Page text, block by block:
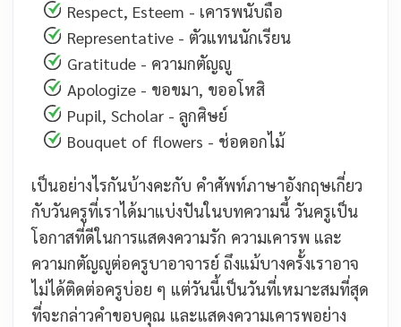
Respect, Esteem - เคารพนับถือ
Representative - ตัวแทนนักเรียน
Gratitude - ความกตัญญู
Apologize - ขอขมา, ขออโหสิ
Pupil, Scholar - ลูกศิษย์
Bouquet of flowers - ช่อดอกไม้
เป็นอย่างไรกันบ้างคะกับ คำศัพท์ภาษาอังกฤษเกี่ยว
กับวันครูที่เราได้มาแบ่งปันในบทความนี้ วันครูเป็น
โอกาสที่ดีในการแสดงความรัก ความเคารพ และ
ความกตัญญูต่อครูบาอาจารย์ ถึงแม้บางครั้งเราอาจ
ไม่ได้ติดต่อครูบ่อย ๆ แต่วันนี้เป็นวันที่เหมาะสมที่สุด
ที่จะกล่าวคำขอบคุณ และแสดงความเคารพอย่าง